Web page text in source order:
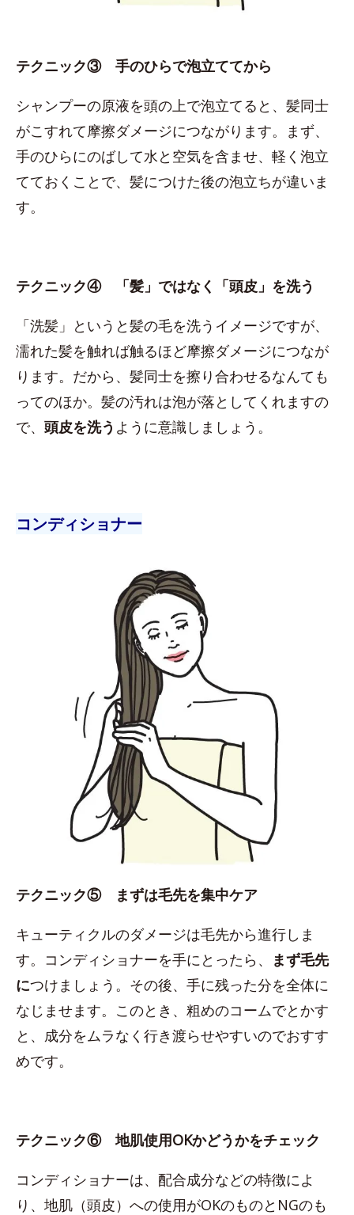
テクニック③ 手のひらで泡立ててから
シャンプーの原液を頭の上で泡立てると、髪同士
がこすれて摩擦ダメージにつながります。まず、
手のひらにのばして水と空気を含ませ、軽く泡立
てておくことで、髪につけた後の泡立ちが違いま
す。
テクニック④ 「髪」ではなく「頭皮」を洗う
「洗髪」というと髪の毛を洗うイメージですが、
濡れた髪を触れば触るほど摩擦ダメージにつなが
ります。だから、髪同士を擦り合わせるなんても
ってのほか。髪の汚れは泡が落としてくれますの
で、 頭皮を洗う ように意識しましょう。
コンディショナー
テクニック⑤ まずは毛先を集中ケア
キューティクルのダメージは毛先から進行しま
す。コンディショナーを手にとったら、
まず毛先
につけましょう。その後、手に残った分を全体に
なじませます。このとき、粗めのコームでとかす
と、成分をムラなく行き渡らせやすいのでおすす
めです。
テクニック⑥ 地肌使用OKかどうかをチェック
コンディショナーは、配合成分などの特徴によ
り、地肌（頭皮）への使用がOKのものとNGのも